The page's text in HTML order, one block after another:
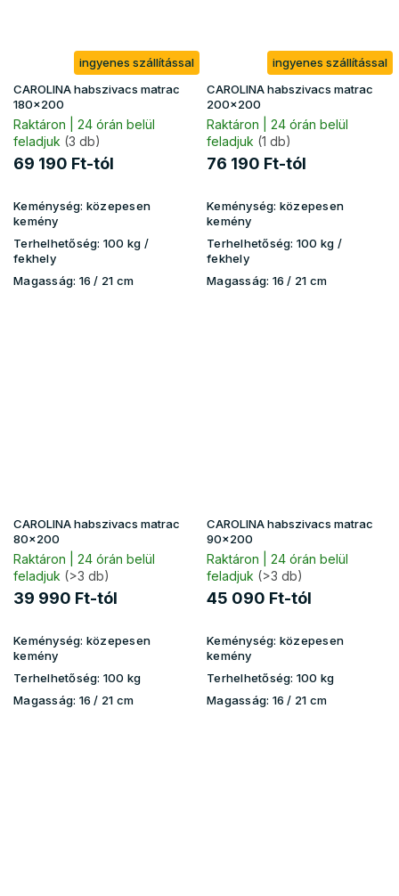
ingyenes szállítással
CAROLINA habszivacs matrac
180x200
Raktáron | 24 órán belül
feladjuk (3 db)
69 190 Ft-tól
Keménység: közepesen
kemény
Terhelhetőség: 100 kg​​​​ /
fekhely
Magasság: 16 / 21 cm
ingyenes szállítással
CAROLINA habszivacs matrac
200x200
Raktáron | 24 órán belül
feladjuk (1 db)
76 190 Ft-tól
Keménység: közepesen
kemény
Terhelhetőség: 100 kg​​​​ /
fekhely
Magasság: 16 / 21 cm
CAROLINA habszivacs matrac
80x200
Raktáron | 24 órán belül
feladjuk (>3 db)
39 990 Ft-tól
Keménység: közepesen
kemény
Terhelhetőség: 100 kg
Magasság: 16 / 21 cm
CAROLINA habszivacs matrac
90x200
Raktáron | 24 órán belül
feladjuk (>3 db)
45 090 Ft-tól
Keménység: közepesen
kemény
Terhelhetőség: 100 kg
Magasság: 16 / 21 cm